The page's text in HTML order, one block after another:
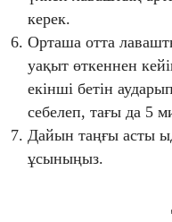
керек.
Орташа отта
уақыт өткеннен
екінші бетін
себелеп, тағы да 5
Дайын таңғы асты
ұсыныңыз.